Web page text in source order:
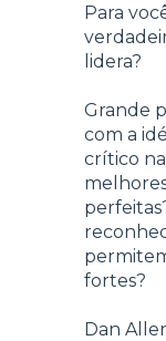
Para
lidera?
Grande
com a
crítico
fortes?
Dan